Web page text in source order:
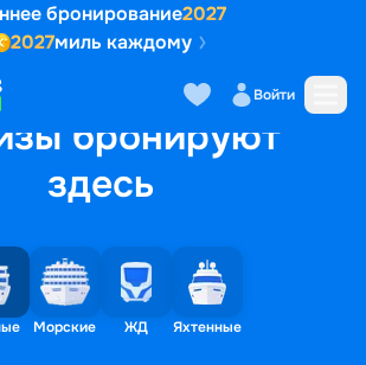
бронирование2027
2027миль каждому
Войти
бронируют
здесь
Морские ЖД Яхтенные